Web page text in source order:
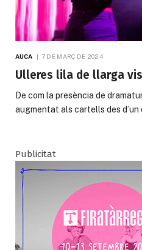
AUCA 7 DE MARÇ DE 2024
Ulleres lila de llarga
De com la presència de
augmentat als cartells des
Publicitat